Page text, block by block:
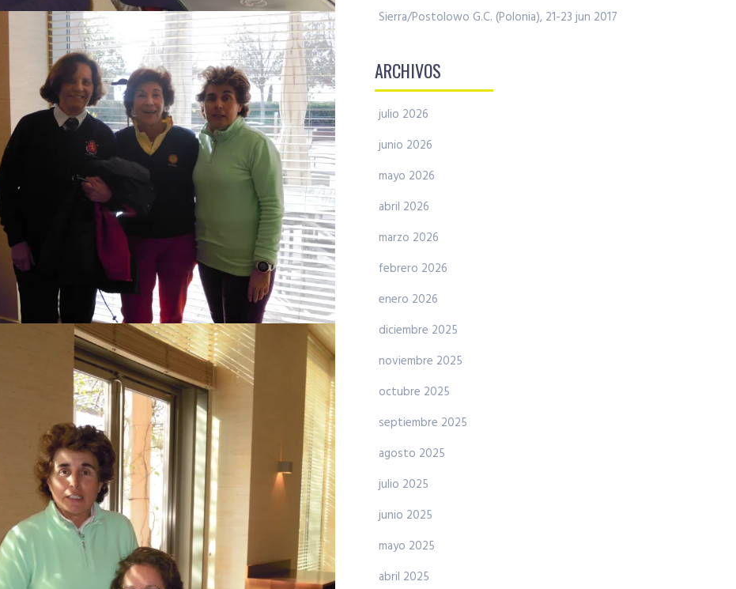
Sierra/Postolowo G.C. (Polonia), 21-23 jun 2017
ARCHIVOS
julio 2026
junio 2026
mayo 2026
abril 2026
marzo 2026
febrero 2026
enero 2026
diciembre 2025
noviembre 2025
octubre 2025
septiembre 2025
agosto 2025
julio 2025
junio 2025
mayo 2025
abril 2025